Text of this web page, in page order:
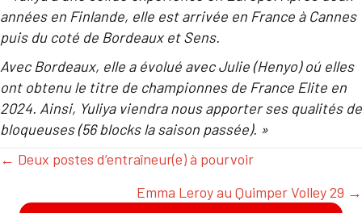
années en Finlande, elle est arrivée en France à Cannes
puis du coté de Bordeaux et Sens.
Avec Bordeaux, elle a évolué avec Julie (Henyo) oú elles
ont obtenu le titre de championnes de France Elite en
2024. Ainsi, Yuliya viendra nous apporter ses qualités de
bloqueuses (56 blocks la saison passée). »
POSTS
NAVIGATION
← Deux postes d’entraîneur(e) à pourvoir
Emma Leroy au Quimper Volley 29 →